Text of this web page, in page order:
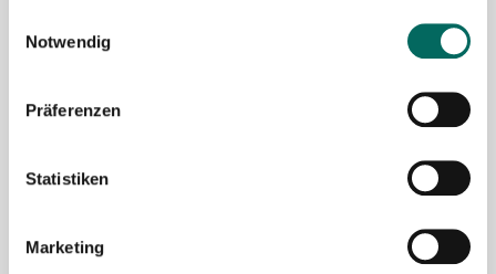
Notwendig
Präferenzen
Statistiken
Marketing
Ich unterstütze Sie gerne bei der Suche nach einer